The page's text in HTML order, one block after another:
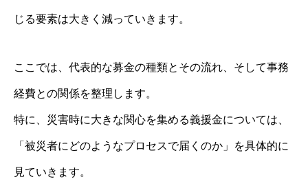
じる要素は大きく減っていきます。
ここでは、代表的な募金の種類とその流れ、そして事務
経費との関係を整理します。
特に、災害時に大きな関心を集める義援金については、
「被災者にどのようなプロセスで届くのか」を具体的に
見ていきます。